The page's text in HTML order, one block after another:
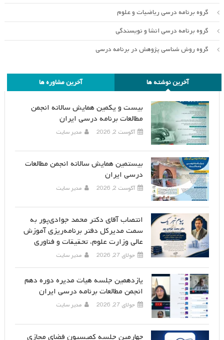
گروه برنامه درسی ریاضیات و علوم
گروه برنامه درسی انشا و نویسندگی
گروه روش شناسی پژوهش در برنامه درسی
آخرین نوشته ها آخرین مشاوره ها
بیست و یکمین همایش سالانه انجمن
مطالعات برنامه درسی ایران
آگوست 2, 2026 مدیر سایت
بیستمین همایش سالانه انجمن مطالعات
درسی ایران
آگوست 2, 2026 مدیر سایت
انتصاب آقای دکتر محمد جوادی‌پور به
سمت مدیرکل دفتر برنامه‌ریزی آموزش
عالی وزارت علوم، تحقیقات و فناوری
جولای 27, 2026 مدیر سایت
یازدهمین جلسه هیات مدیره دوره دهم
انجمن مطالعات برنامه درسی ایران
جولای 27, 2026 مدیر سایت
چهارمین جلسه کمیسیون فضای مجازی